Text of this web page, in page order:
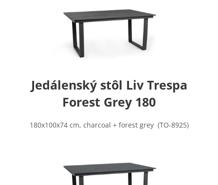
Jedálenský stôl Liv Trespa
Forest Grey 180
180x100x74 cm, charcoal + forest grey (TO-8925)